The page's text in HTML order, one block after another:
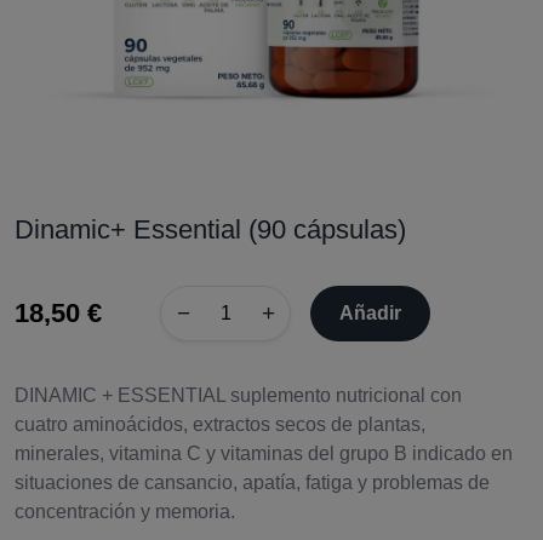
Dinamic+ Essential (90 cápsulas)
18,50 € − + Añadir
DINAMIC + ESSENTIAL suplemento nutricional con
cuatro aminoácidos, extractos secos de plantas,
minerales, vitamina C y vitaminas del grupo B indicado en
situaciones de cansancio, apatía, fatiga y problemas de
concentración y memoria.